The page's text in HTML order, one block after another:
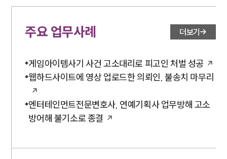
주요 업무사례 더보기
게임아이템사기 사건 고소대리로 피고인 처벌 성공
웹하드사이트에 영상 업로드한 의뢰인, 불송치 마무리
엔터테인먼트전문변호사, 연예기획사 업무방해 고소
방어해 불기소로 종결